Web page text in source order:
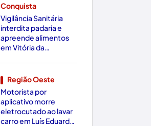
Conquista
Vigilância Sanitária
interdita padaria e
apreende alimentos
em Vitória da
Região Oeste
Motorista por
aplicativo morre
eletrocutado ao lavar
carro em Luís Eduardo